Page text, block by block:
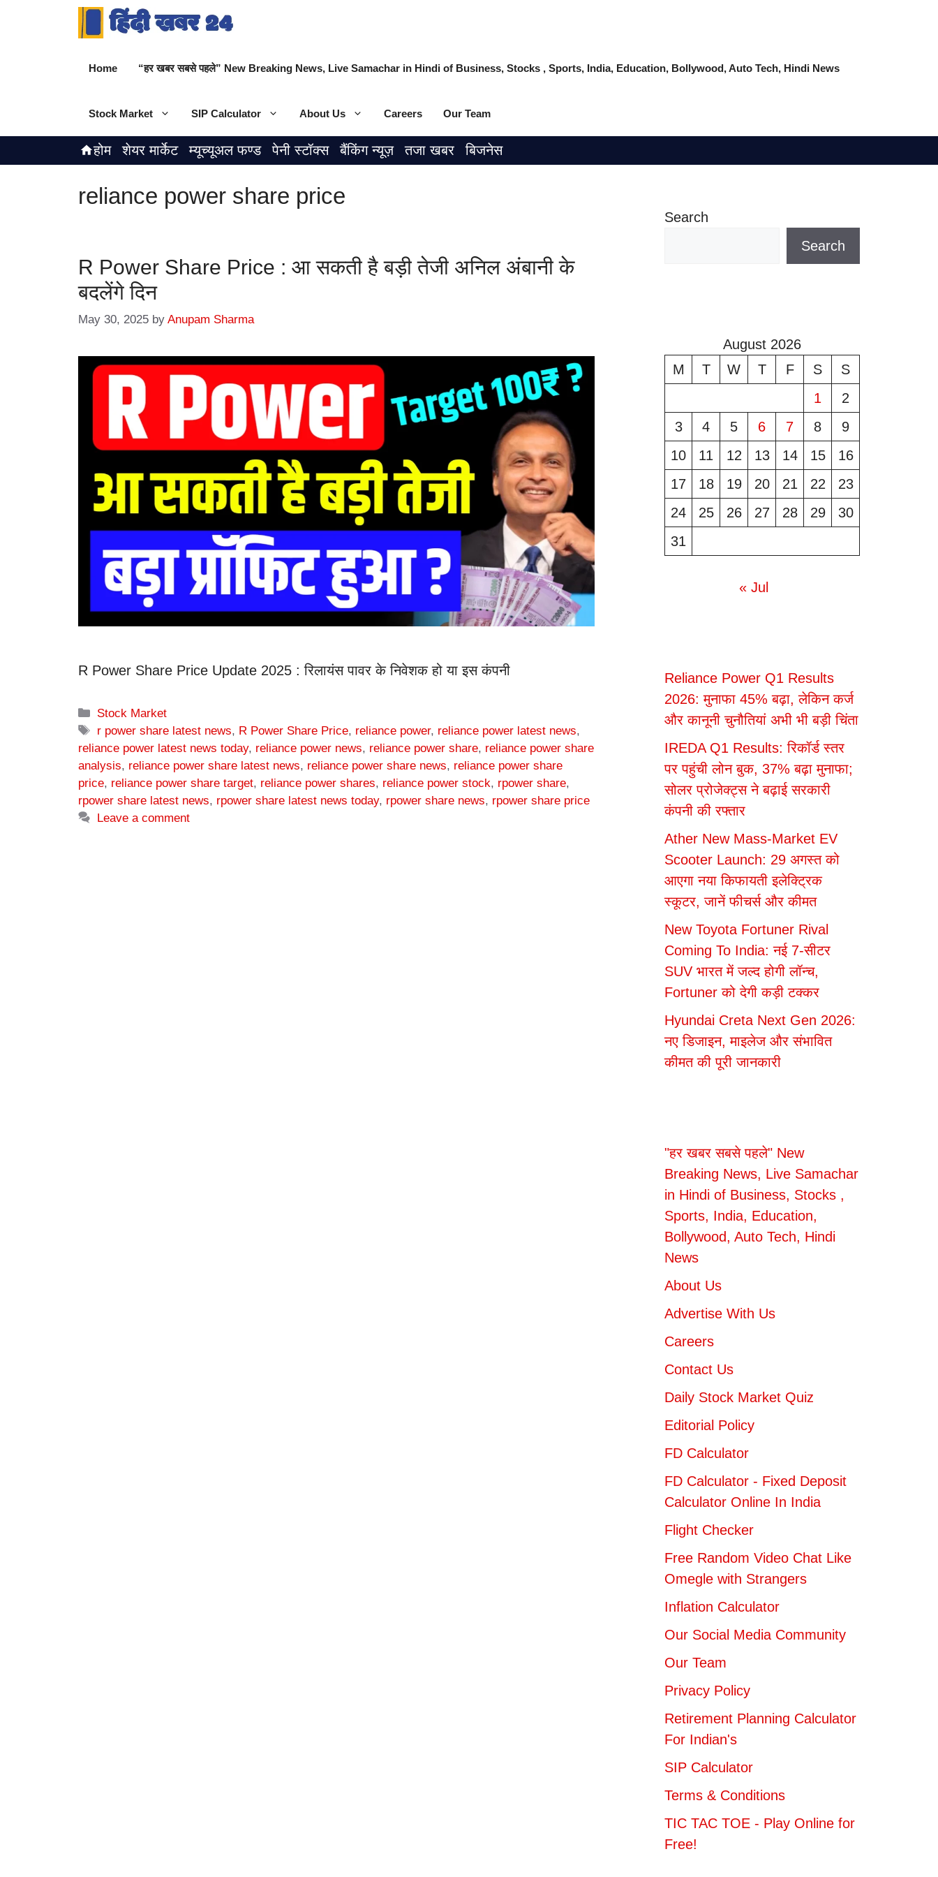
Home “हर खबर सबसे पहले” New Breaking News, Live Samachar in Hindi of Business, Stocks , Sports, India, Education, Bollywood, Auto Tech, Hindi News
Stock Market SIP Calculator About Us Careers Our Team
होम शेयर मार्केट म्यूच्यूअल फण्ड पेनी स्टॉक्स बैंकिंग न्यूज़ तजा खबर बिजनेस
reliance power share price
R Power Share Price : आ सकती है बड़ी तेजी अनिल अंबानी के
बदलेंगे दिन
May 30, 2025 by Anupam Sharma
R Power Share Price Update 2025 : रिलायंस पावर के निवेशक हो या इस कंपनी
Categories
Stock Market
Tags
r power share latest news, R Power Share Price, reliance power, reliance power latest news,
reliance power latest news today, reliance power news, reliance power share, reliance power share
analysis, reliance power share latest news, reliance power share news, reliance power share
price, reliance power share target, reliance power shares, reliance power stock, rpower share,
rpower share latest news, rpower share latest news today, rpower share news, rpower share price
Leave a comment
Search
Search
August 2026
M
T W T F S
S
1
2
3
4 5 6 7 8
9
10
11 12 13 14 15
16
17
18 19 20 21 22
23
24
25 26 27 28 29
30
31
« Jul
Reliance Power Q1 Results
2026: मुनाफा 45% बढ़ा, लेकिन कर्ज
और कानूनी चुनौतियां अभी भी बड़ी चिंता
IREDA Q1 Results: रिकॉर्ड स्तर
पर पहुंची लोन बुक, 37% बढ़ा मुनाफा;
सोलर प्रोजेक्ट्स ने बढ़ाई सरकारी
कंपनी की रफ्तार
Ather New Mass-Market EV
Scooter Launch: 29 अगस्त को
आएगा नया किफायती इलेक्ट्रिक
स्कूटर, जानें फीचर्स और कीमत
New Toyota Fortuner Rival
Coming To India: नई 7-सीटर
SUV भारत में जल्द होगी लॉन्च,
Fortuner को देगी कड़ी टक्कर
Hyundai Creta Next Gen 2026:
नए डिजाइन, माइलेज और संभावित
कीमत की पूरी जानकारी
"हर खबर सबसे पहले" New
Breaking News, Live Samachar
in Hindi of Business, Stocks ,
Sports, India, Education,
Bollywood, Auto Tech, Hindi
News
About Us
Advertise With Us
Careers
Contact Us
Daily Stock Market Quiz
Editorial Policy
FD Calculator
FD Calculator - Fixed Deposit
Calculator Online In India
Flight Checker
Free Random Video Chat Like
Omegle with Strangers
Inflation Calculator
Our Social Media Community
Our Team
Privacy Policy
Retirement Planning Calculator
For Indian's
SIP Calculator
Terms & Conditions
TIC TAC TOE - Play Online for
Free!